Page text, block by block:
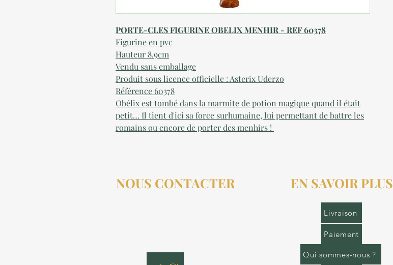
PORTE-CLES FIGURINE OBELIX MENHIR - REF 60378
Figurine en pvc
Hauteur 8.9cm
Vendu sans emballage
Produit sous licence officielle : Asterix Uderzo
Référence 60378
Obélix est tombé dans la marmite de potion magique quand il était
petit… Il tient d'ici sa force surhumaine, lui permettant de battre les
romains ou encore de porter des menhirs !
NOUS CONTACTER EN SAVOIR PLUS
Livraison
Paiement
Qui sommes-nous ?